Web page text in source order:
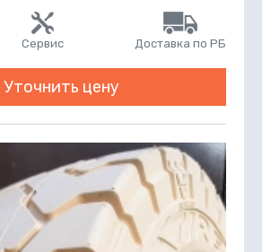
Сервис Доставка по РБ
Уточнить цену